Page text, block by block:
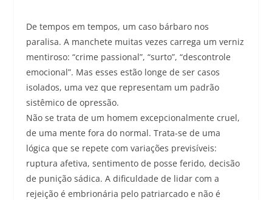
De tempos em tempos, um caso bárbaro nos
paralisa. A manchete muitas vezes carrega um verniz
mentiroso: “crime passional”, “surto”, “descontrole
emocional”. Mas esses estão longe de ser casos
isolados, uma vez que representam um padrão
sistêmico de opressão.
Não se trata de um homem excepcionalmente cruel,
de uma mente fora do normal. Trata-se de uma
lógica que se repete com variações previsíveis:
ruptura afetiva, sentimento de posse ferido, decisão
de punição sádica. A dificuldade de lidar com a
rejeição é embrionária pelo patriarcado e não é